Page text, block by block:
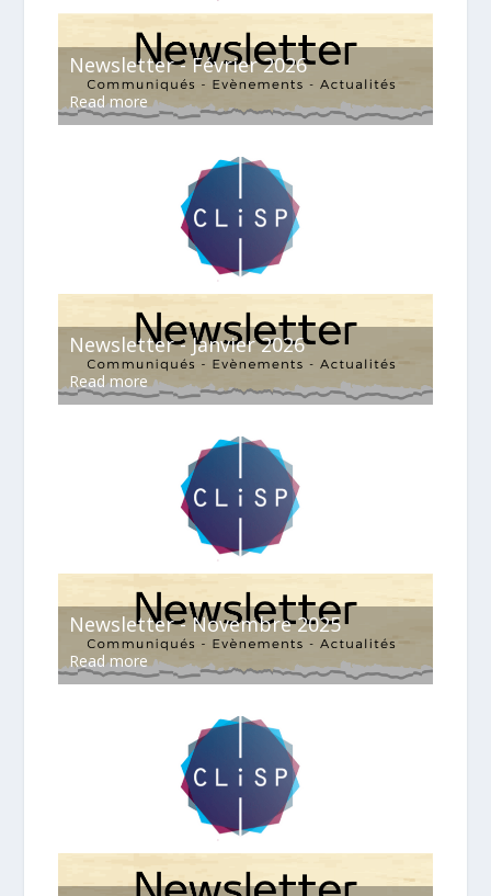
Newsletter - Février 2026
Read more
Newsletter - Janvier 2026
Read more
Newsletter - Novembre 2025
Read more